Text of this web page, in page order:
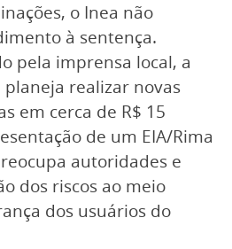
o Inea não
à sentença.
pela imprensa local, a
realizar novas
em cerca de R$ 15
de um EIA/Rima
autoridades e
dos riscos ao meio
dos usuários do